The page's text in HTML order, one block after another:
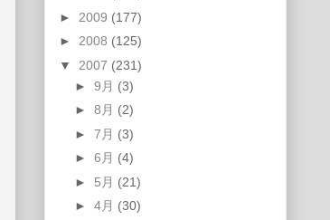
► 2009 (177)
► 2008 (125)
▼ 2007 (231)
► 9月 (3)
► 8月 (2)
► 7月 (3)
► 6月 (4)
► 5月 (21)
► 4月 (30)